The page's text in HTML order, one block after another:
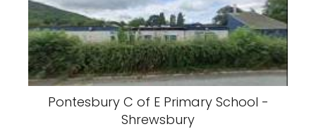
Pontesbury C of E Primary School -
Shrewsbury